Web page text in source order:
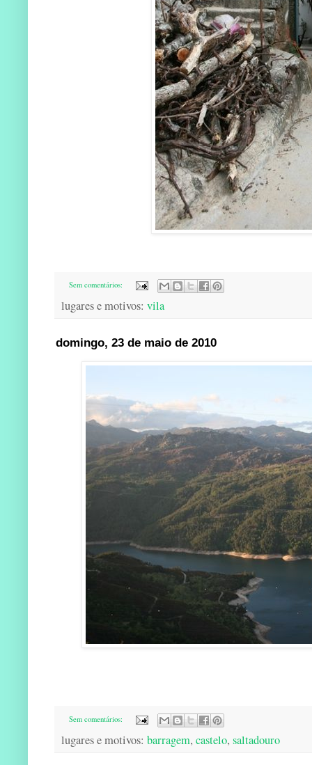
Sem comentários:
lugares e motivos: vila
domingo, 23 de maio de 2010
Sem comentários:
lugares e motivos: barragem, castelo, saltadouro